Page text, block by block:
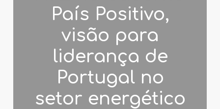
País Positivo,
visão para
liderança de
Portugal no
setor energético